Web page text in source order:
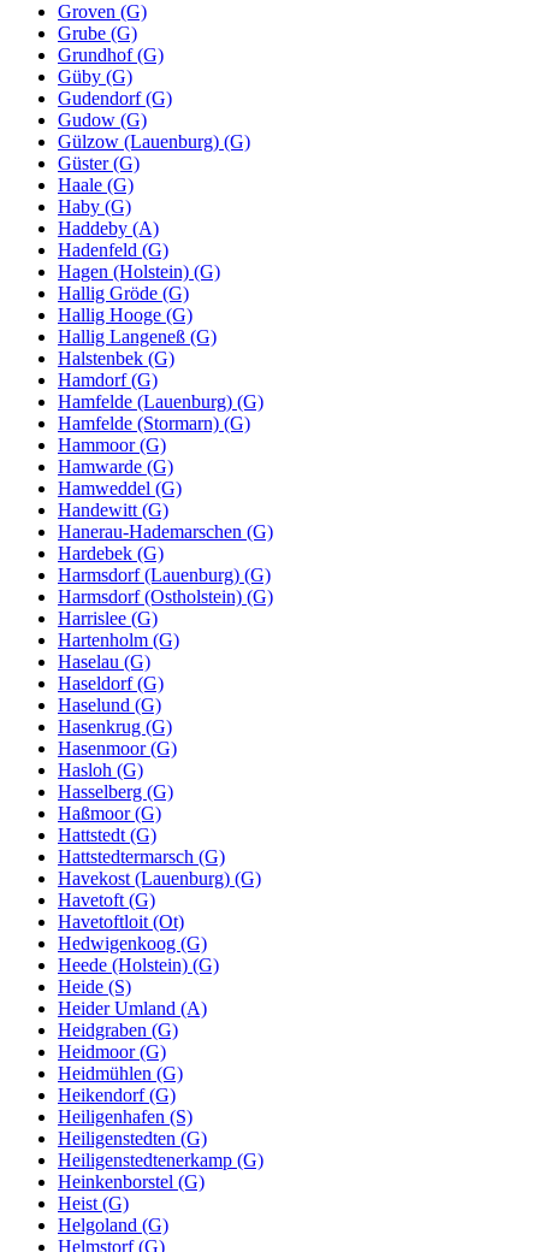
Groven (G)
Grube (G)
Grundhof (G)
Güby (G)
Gudendorf (G)
Gudow (G)
Gülzow (Lauenburg) (G)
Güster (G)
Haale (G)
Haby (G)
Haddeby (A)
Hadenfeld (G)
Hagen (Holstein) (G)
Hallig Gröde (G)
Hallig Hooge (G)
Hallig Langeneß (G)
Halstenbek (G)
Hamdorf (G)
Hamfelde (Lauenburg) (G)
Hamfelde (Stormarn) (G)
Hammoor (G)
Hamwarde (G)
Hamweddel (G)
Handewitt (G)
Hanerau-Hademarschen (G)
Hardebek (G)
Harmsdorf (Lauenburg) (G)
Harmsdorf (Ostholstein) (G)
Harrislee (G)
Hartenholm (G)
Haselau (G)
Haseldorf (G)
Haselund (G)
Hasenkrug (G)
Hasenmoor (G)
Hasloh (G)
Hasselberg (G)
Haßmoor (G)
Hattstedt (G)
Hattstedtermarsch (G)
Havekost (Lauenburg) (G)
Havetoft (G)
Havetoftloit (Ot)
Hedwigenkoog (G)
Heede (Holstein) (G)
Heide (S)
Heider Umland (A)
Heidgraben (G)
Heidmoor (G)
Heidmühlen (G)
Heikendorf (G)
Heiligenhafen (S)
Heiligenstedten (G)
Heiligenstedtenerkamp (G)
Heinkenborstel (G)
Heist (G)
Helgoland (G)
Helmstorf (G)